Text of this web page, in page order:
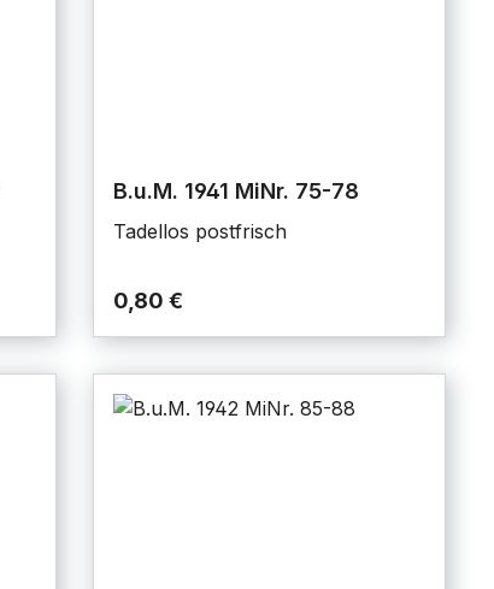
B.u.M. 1941 MiNr. 75-78
Tadellos postfrisch
0,80 €